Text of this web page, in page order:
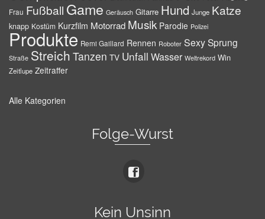
Frau Fußball Game Geräusch Gitarre Hund Junge Katze
knapp Kostüm Kurzfilm Motorrad Musik Parodie Polizei
Produkte Remi Gaillard Rennen Roboter SexySprung
Straße Streich Tanzen TV Unfall Wasser Weltrekord Win
Zeitlupe Zeitraffer
Alle Kategorien
Folge-Wurst
Kein Unsinn